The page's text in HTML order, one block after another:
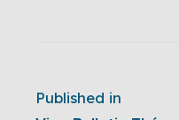
Published in